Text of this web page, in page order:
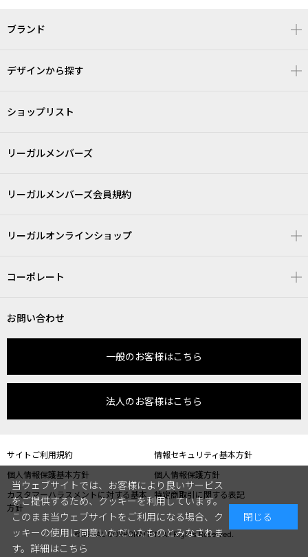
ブランド
デザインから探す
ショップリスト
リーガルメンバーズ
リーガルメンバーズ会員規約
リーガルオンラインショップ
コーポレート
お問い合わせ
一般のお客様はこちら
法人のお客様はこちら
サイトご利用規約
情報セキュリティ基本方針
個人情報保護基本方針
個人情報保護方針
カスタマーハラスメントに対する基本
方針
特定商取引に関する表記
©REGAL CORPORATION All Rights Reserved.
当ウェブサイトでは、お客様により良いサービス
をご提供するため、クッキーを利用しています。
このまま当ウェブサイトをご利用になる場合、ク
ッキーの使用に同意いただいたものとみなされま
す。 詳細はこちら
閉じる